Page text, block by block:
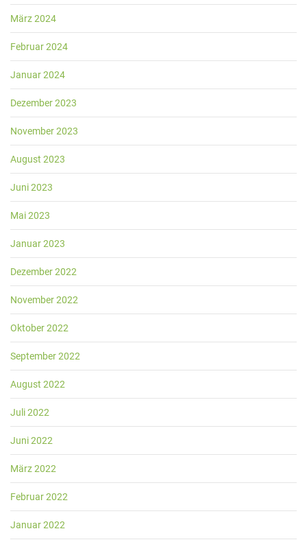
März 2024
Februar 2024
Januar 2024
Dezember 2023
November 2023
August 2023
Juni 2023
Mai 2023
Januar 2023
Dezember 2022
November 2022
Oktober 2022
September 2022
August 2022
Juli 2022
Juni 2022
März 2022
Februar 2022
Januar 2022